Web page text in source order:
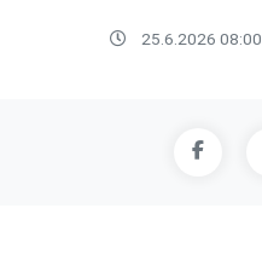
25.6.2026 08:00